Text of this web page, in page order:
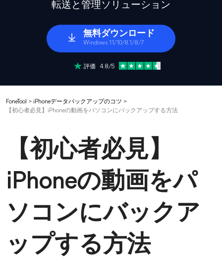
転送と管理ソリューション
無料ダウンロード
Windows 11/10/8.1/8/7
評価 4.8/5
FoneTool > iPhoneデータバックアップのコツ >
【初心者必見】iPhoneの動画をパソコンにバックアップする方法
【初心者必見】
iPhoneの動画をパ
ソコンにバックア
ップする方法